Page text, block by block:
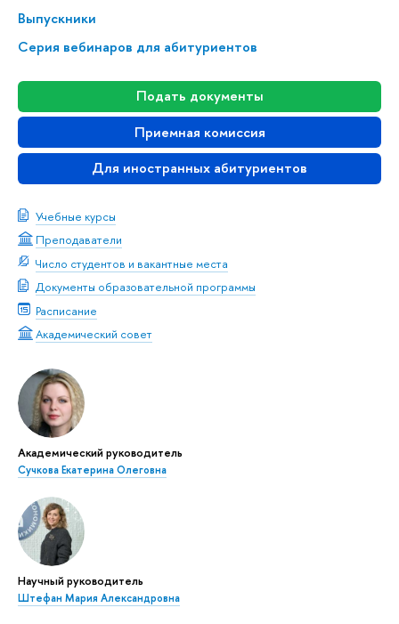
Выпускники
Серия вебинаров для абитуриентов
Подать документы
Приемная комиссия
Для иностранных абитуриентов
Учебные курсы
Преподаватели
Число студентов и вакантные места
Документы образовательной программы
Расписание
Академический совет
Академический руководитель
Сучкова Екатерина Олеговна
Научный руководитель
Штефан Мария Александровна